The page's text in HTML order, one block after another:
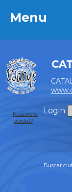
Menu
Login
Password
perdut?
Buscar
Menu